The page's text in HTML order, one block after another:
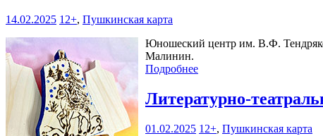
14.02.2025 12+, Пушкинская карта
Юношеский центр им. В.Ф.
Малинин.
Подробнее
Литературно-
01.02.2025 12+, Пушкинская карта